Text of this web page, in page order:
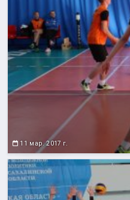
11 мар. 2017 г.